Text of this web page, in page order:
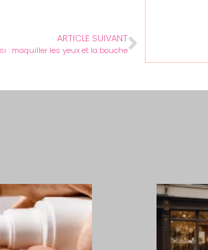
ARTICLE SUIVANT
: maquiller les yeux et la bouche